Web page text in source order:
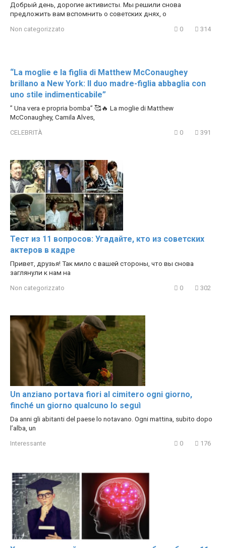
Добрый день, дорогие активисты. Мы решили снова
предложить вам вспомнить о советских днях, о
Non categorizzato 0 314
“La moglie e la figlia di Matthew McConaughey
brillano a New York: Il duo madre-figlia abbaglia con
uno stile indimenticabile”
” Una vera e propria bomba” 🥰🔥 La moglie di Matthew
McConaughey, Camila Alves,
CELEBRITÀ 0 391
Тест из 11 вопросов: Угадайте, кто из советских
актеров в кадре
Привет, друзья! Так мило с вашей стороны, что вы снова
заглянули к нам на
Non categorizzato 0 302
Un anziano portava fiori al cimitero ogni giorno,
finché un giorno qualcuno lo seguì
Da anni gli abitanti del paese lo notavano. Ogni mattina, subito dopo
l’alba, un
Interessante 0 176